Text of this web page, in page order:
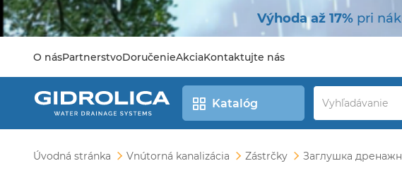
Výhoda až 17% pri
O násPartnerstvoDoručenieAkciaKontaktujte nás
Katalóg
Úvodná stránka Vnútorná kanalizácia Zástrčky Заглушка